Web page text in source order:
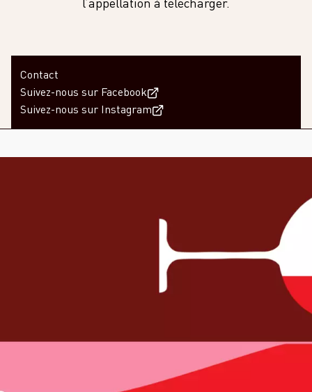
Contact
Suivez-nous sur Facebook
Suivez-nous sur Instagram